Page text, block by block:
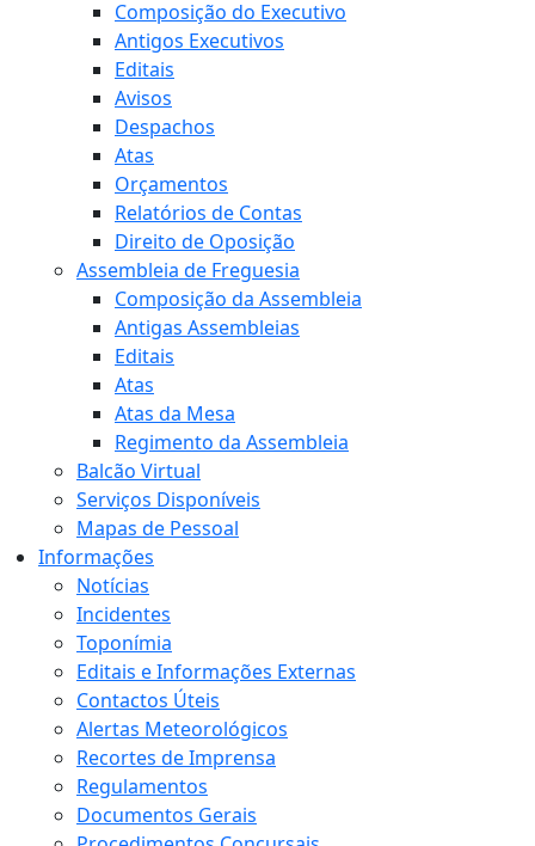
Composição do Executivo
Antigos Executivos
Editais
Avisos
Despachos
Atas
Orçamentos
Relatórios de Contas
Direito de Oposição
Assembleia de Freguesia
Composição da Assembleia
Antigas Assembleias
Editais
Atas
Atas da Mesa
Regimento da Assembleia
Balcão Virtual
Serviços Disponíveis
Mapas de Pessoal
Informações
Notícias
Incidentes
Toponímia
Editais e Informações Externas
Contactos Úteis
Alertas Meteorológicos
Recortes de Imprensa
Regulamentos
Documentos Gerais